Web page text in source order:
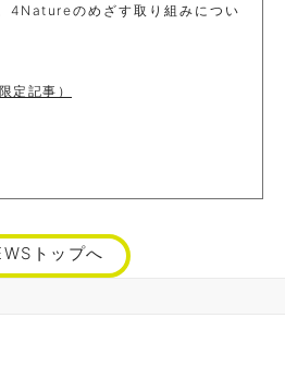
4Natureのめざす取り組みについ
定記事）
トップへ